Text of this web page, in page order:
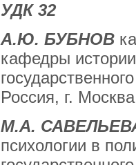
УДК 32
А.Ю. БУБНОВ
кафедры
Россия, г. Москва
М.А.
психологии в